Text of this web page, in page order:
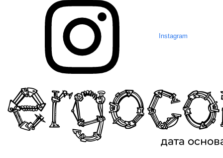
Instagram